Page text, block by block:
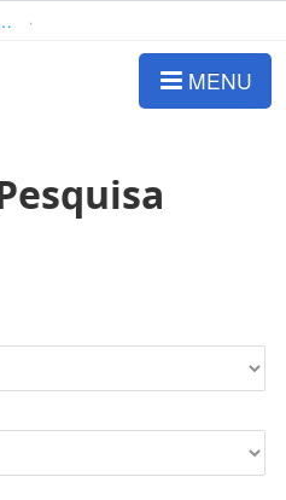
Vigentes
MENU